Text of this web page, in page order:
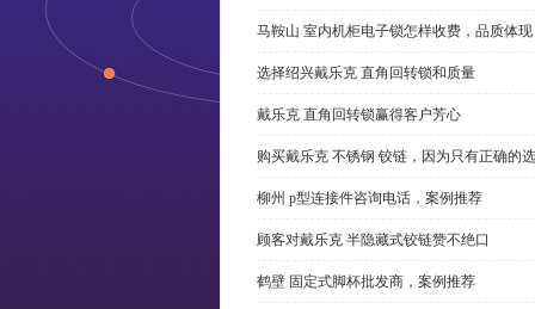
马鞍山 室内机柜电子锁怎样收费，品质体现
选择绍兴戴乐克 直角回转锁和质量
戴乐克 直角回转锁赢得客户芳心
购买戴乐克 不锈钢 铰链，因为只有正确的
柳州 p型连接件咨询电话，案例推荐
顾客对戴乐克 半隐藏式铰链赞不绝口
鹤壁 固定式脚杯批发商，案例推荐